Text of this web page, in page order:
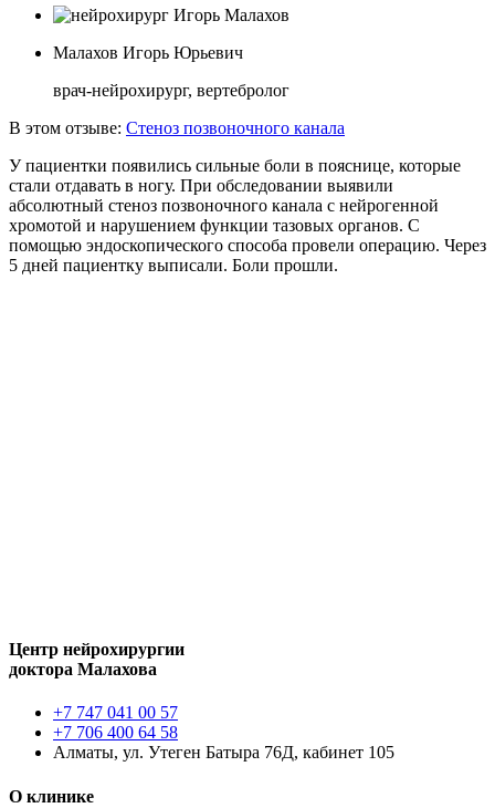
Малахов Игорь Юрьевич
врач-нейрохирург, вертебролог
В этом отзыве: Стеноз позвоночного канала
У пациентки появились сильные боли в пояснице, которые
стали отдавать в ногу. При обследовании выявили
абсолютный стеноз позвоночного канала с нейрогенной
хромотой и нарушением функции тазовых органов. С
помощью эндоскопического способа провели операцию. Через
5 дней пациентку выписали. Боли прошли.
Центр нейрохирургии
доктора Малахова
+7 747 041 00 57
+7 706 400 64 58
Алматы, ул. Утеген Батыра 76Д, кабинет 105
О клинике